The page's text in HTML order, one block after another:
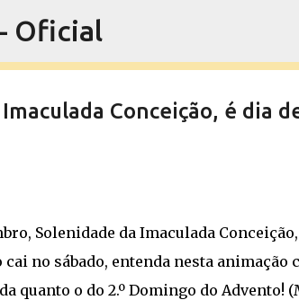
Oficial
Conceição, é dia
Solenidade da Imaculada
cai no sábado, entenda nesta
quanto o do 2.º Domingo do Advento!